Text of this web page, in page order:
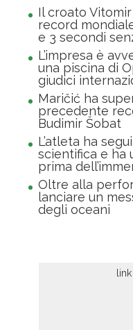
Il croato
record
e 3 secondi
L’impresa è
una piscina di
giudici
Maričić ha
precedente
Budimir Šobat
L’atleta ha
scientifica e ha
prima
Oltre alla
lanciare un
degli oceani